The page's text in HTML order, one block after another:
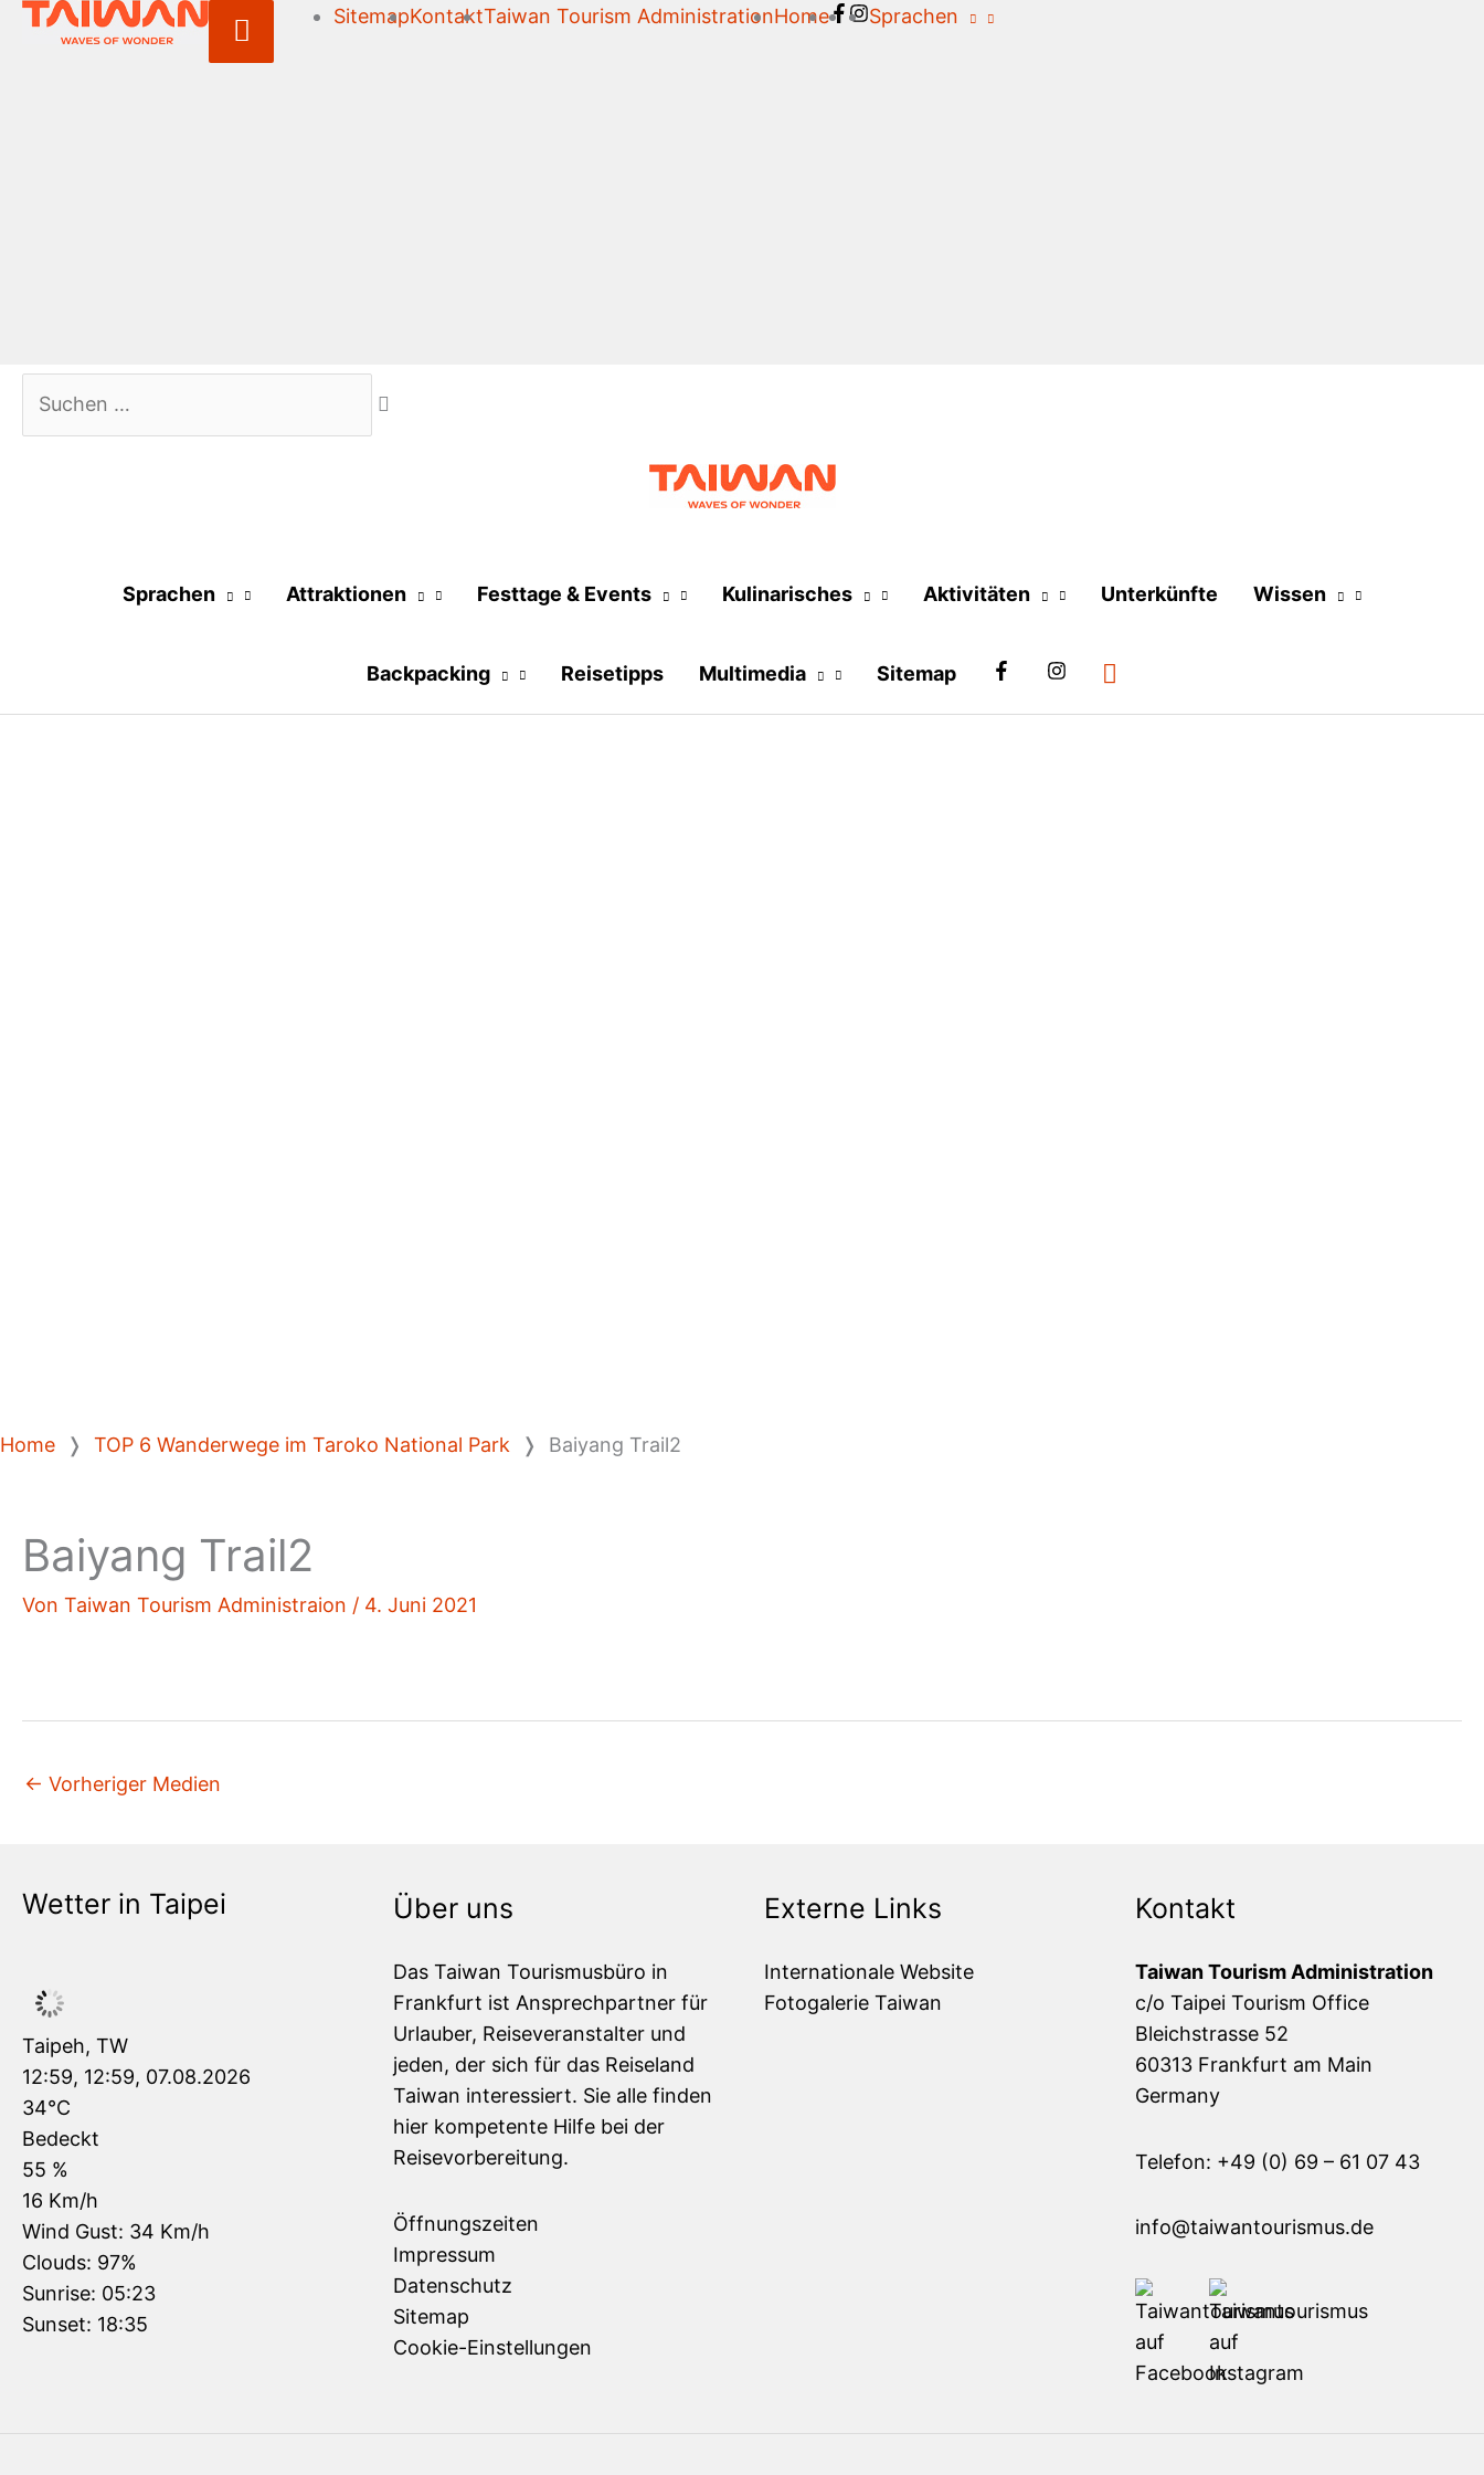
Above
SitemapKontaktTaiwan Tourism AdministrationHome Sprachen
Suchen …
Sprachen Attraktionen Festtage & Events Kulinarisches Aktivitäten Unterkünfte Wissen
Backpacking Reisetipps Multimedia Sitemap
Home ❭ TOP 6 Wanderwege im Taroko National Park ❭ Baiyang Trail2
Baiyang Trail2
Von Taiwan Tourism Administraion / 4. Juni 2021
← Vorheriger Medien
Wetter in Taipei
Taipeh, TW
12:59, 12:59, 07.08.2026
34°C
Bedeckt
55 %
16 Km/h
Wind Gust: 34 Km/h
Clouds: 97%
Sunrise: 05:23
Sunset: 18:35
Über uns
Das Taiwan Tourismusbüro in
Frankfurt ist Ansprechpartner für
Urlauber, Reiseveranstalter und
jeden, der sich für das Reiseland
Taiwan interessiert. Sie alle finden
hier kompetente Hilfe bei der
Reisevorbereitung.
Öffnungszeiten
Impressum
Datenschutz
Sitemap
Cookie-Einstellungen
Externe Links
Internationale Website
Fotogalerie Taiwan
Kontakt
Taiwan Tourism Administration
c/o Taipei Tourism Office
Bleichstrasse 52
60313 Frankfurt am Main
Germany
Telefon: +49 (0) 69 – 61 07 43
info@taiwantourismus.de